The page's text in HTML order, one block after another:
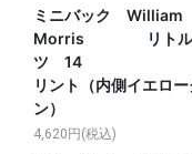
ミニバック William
Morris リトル
ツ 14
リント（内側イエロ
ン）
4,620円(税込)